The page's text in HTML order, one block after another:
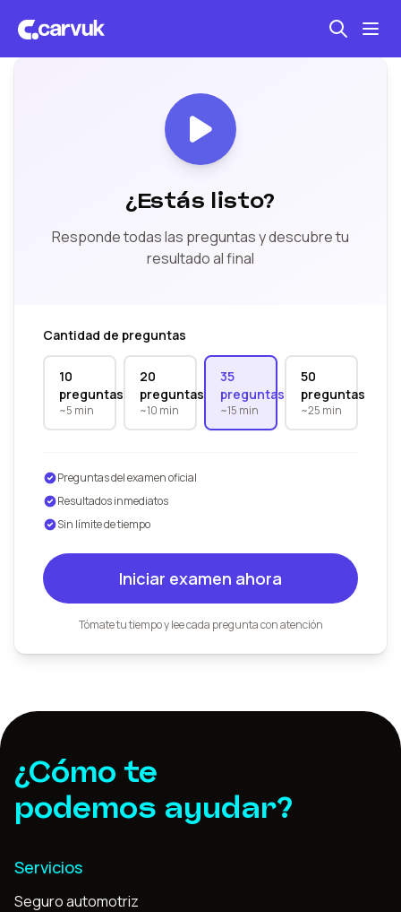
Carvuk
¿Estás listo?
Responde todas las preguntas y descubre tu
resultado al final
Cantidad de preguntas
10
preguntas
~5 min
20
preguntas
~10 min
35
preguntas
~15 min
50
preguntas
~25 min
Preguntas del examen oficial
Resultados inmediatos
Sin límite de tiempo
Iniciar examen ahora
Tómate tu tiempo y lee cada pregunta con atención
¿Cómo te
podemos ayudar?
Servicios
Seguro automotriz